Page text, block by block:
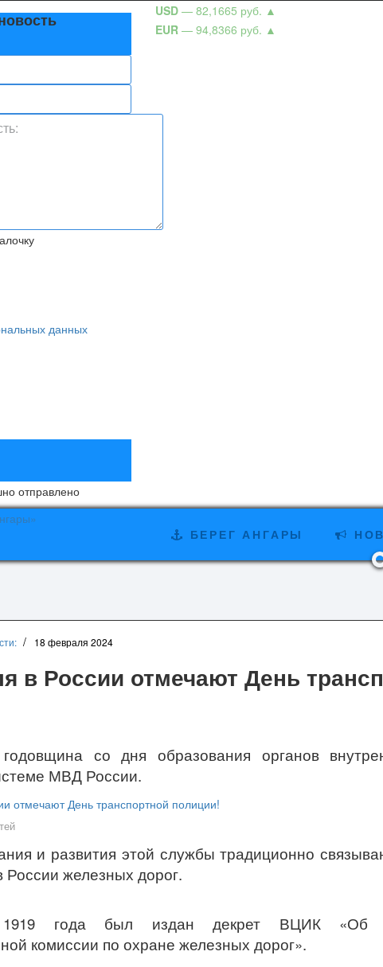
данных
отправлено
USD — 82,1665 руб. ▲
EUR — 94,8366 руб. ▲
БЕРЕГ АНГАРЫ
18 февраля 2024
в России отмечают День
со дня образования органов
МВД России.
и развития этой службы традиционно
России железных дорог.
года был издан декрет ВЦИК «Об
комиссии по охране железных дорог».